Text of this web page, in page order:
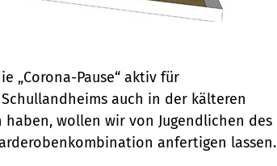
„Corona-Pause“ aktiv für
auch in der kälteren
haben, wollen wir von Jugendlichen des
anfertigen lassen.